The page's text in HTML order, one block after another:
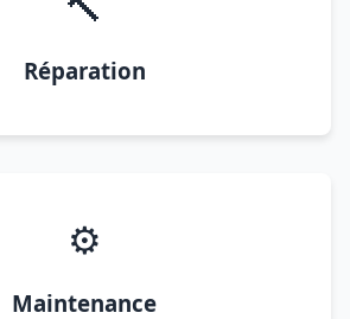
Réparation
⚙️
Maintenance